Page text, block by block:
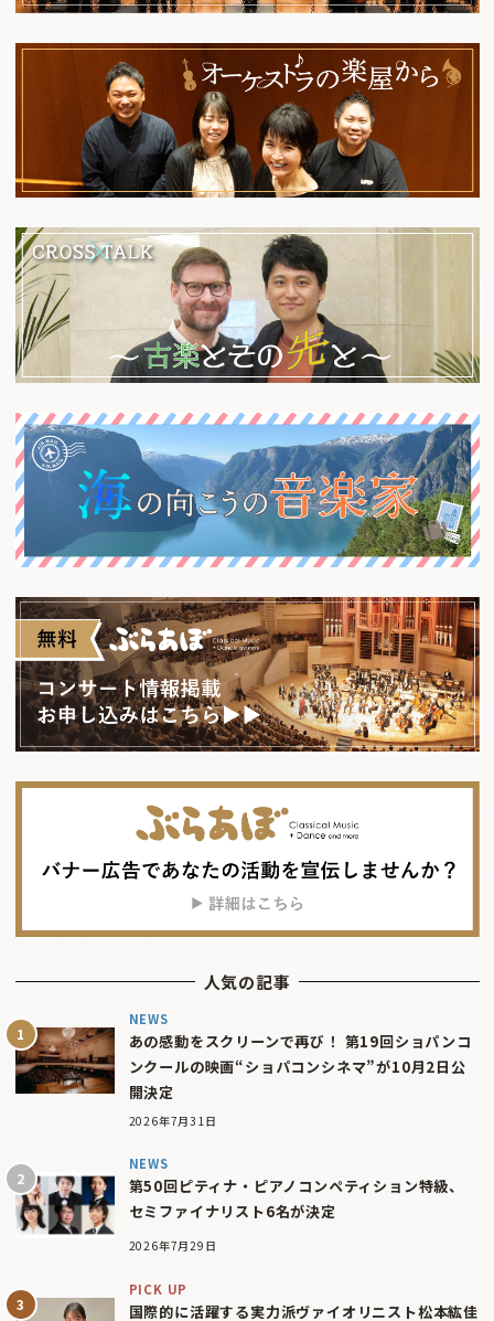
人気の記事
NEWS
あの感動をスクリーンで再び！ 第19回ショパンコ
ンクールの映画“ショパコンシネマ”が10月2日公
開決定
2026年7月31日
NEWS
第50回ピティナ・ピアノコンペティション特級、
セミファイナリスト6名が決定
2026年7月29日
PICK UP
国際的に活躍する実力派ヴァイオリニスト松本紘佳